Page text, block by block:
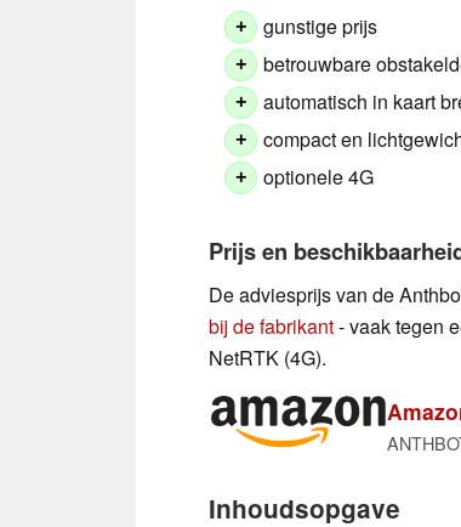
+ gunstige prijs
+ betrouwbare
+ automatisch in kaart
+ compact en
+ optionele 4G
Prijs en
De adviesprijs van de
bij de fabrikant- vaak tegen
NetRTK (4G).
Inhoudsopgave